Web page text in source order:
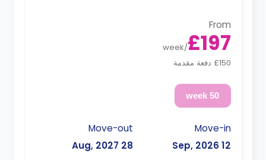
From
£197
/
week
£150 دفعة مقدمة
50 week
Move-in
12 Sep, 2026
Move-out
28 Aug, 2027